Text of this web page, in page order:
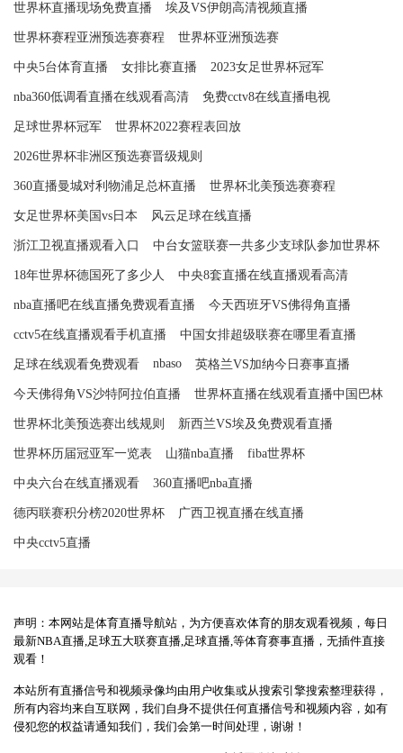
世界杯直播现场免费直播 埃及VS伊朗高清视频直播
世界杯赛程亚洲预选赛赛程 世界杯亚洲预选赛
中央5台体育直播 女排比赛直播 2023女足世界杯冠军
nba360低调看直播在线观看高清 免费cctv8在线直播电视
足球世界杯冠军 世界杯2022赛程表回放
2026世界杯非洲区预选赛晋级规则
360直播曼城对利物浦足总杯直播 世界杯北美预选赛赛程
女足世界杯美国vs日本 风云足球在线直播
浙江卫视直播观看入口 中台女篮联赛一共多少支球队参加世界杯
18年世界杯德国死了多少人 中央8套直播在线直播观看高清
nba直播吧在线直播免费观看直播 今天西班牙VS佛得角直播
cctv5在线直播观看手机直播 中国女排超级联赛在哪里看直播
足球在线观看免费观看 nbaso 英格兰VS加纳今日赛事直播
今天佛得角VS沙特阿拉伯直播 世界杯直播在线观看直播中国巴林
世界杯北美预选赛出线规则 新西兰VS埃及免费观看直播
世界杯历届冠亚军一览表 山猫nba直播 fiba世界杯
中央六台在线直播观看 360直播吧nba直播
德丙联赛积分榜2020世界杯 广西卫视直播在线直播
中央cctv5直播
声明：本网站是体育直播导航站，为方便喜欢体育的朋友观看视频，每日
最新NBA直播,足球五大联赛直播,足球直播,等体育赛事直播，无插件直接
观看！
本站所有直播信号和视频录像均由用户收集或从搜索引擎搜索整理获得，
所有内容均来自互联网，我们自身不提供任何直播信号和视频内容，如有
侵犯您的权益请通知我们，我们会第一时间处理，谢谢！